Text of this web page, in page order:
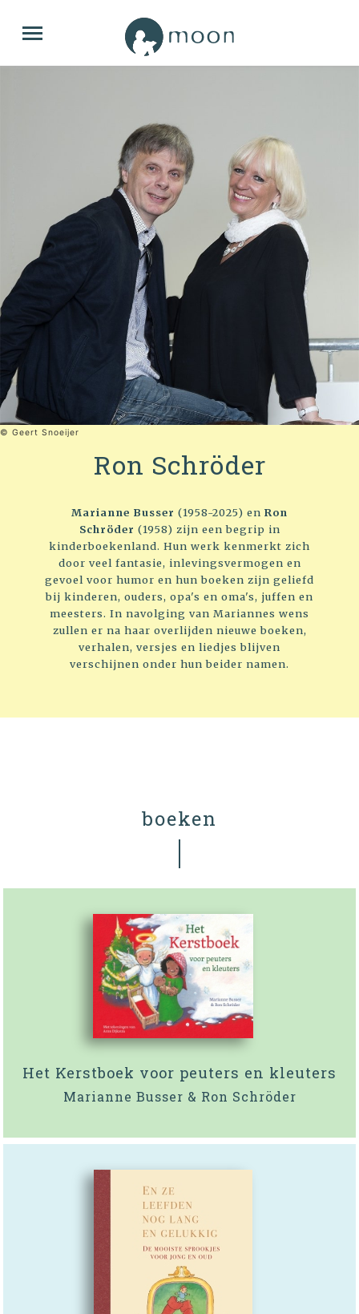
© Geert Snoeijer
Ron Schröder
Marianne Busser (1958-2025) en Ron
Schröder (1958) zijn een begrip in
kinderboekenland. Hun werk kenmerkt zich
door veel fantasie, inlevingsvermogen en
gevoel voor humor en hun boeken zijn geliefd
bij kinderen, ouders, opa's en oma's, juffen en
meesters. In navolging van Mariannes wens
zullen er na haar overlijden nieuwe boeken,
verhalen, versjes en liedjes blijven
verschijnen onder hun beider namen.
boeken
Het Kerstboek voor peuters en kleuters
Marianne Busser & Ron Schröder